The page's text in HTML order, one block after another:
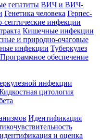
гепатиты ВИЧ и ВИЧ-
Генетика человека Герпес-
септические инфекции
Кишечные инфекции
и природно-очаговые
инфекции Туберкулез
Программное обеспечение
инфекции
цитология
Идентификация
и оценка